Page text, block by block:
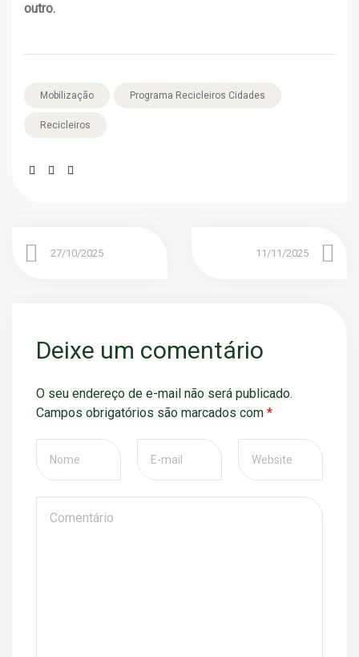
outro.
Mobilização Programa Recicleiros Cidades
Recicleiros
27/10/2025 11/11/2025
Deixe um comentário
O seu endereço de e-mail não será publicado.
Campos obrigatórios são marcados com *